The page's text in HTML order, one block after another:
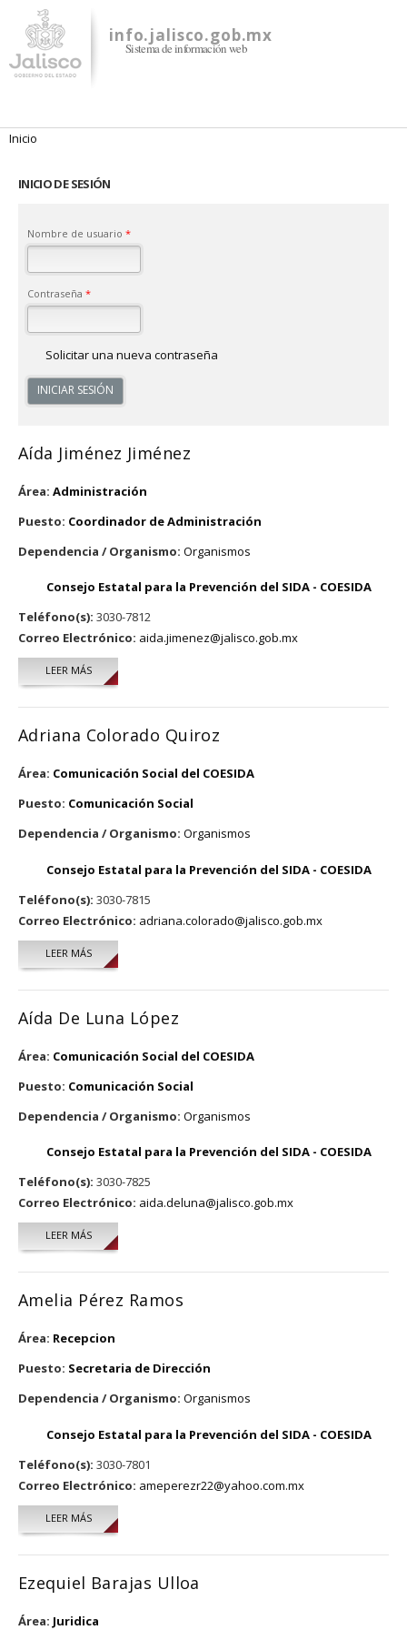
contenido
principal
info.jalisco.gob.mx
Sistema de información web
Se encuentra usted aquí
Inicio
INICIO DE SESIÓN
Nombre de usuario *
Contraseña *
Solicitar una nueva contraseña
Aída Jiménez Jiménez
Área: Administración
Puesto: Coordinador de Administración
Dependencia / Organismo: Organismos
Consejo Estatal para la Prevención del SIDA - COESIDA
Teléfono(s): 3030-7812
Correo Electrónico: aida.jimenez@jalisco.gob.mx
LEER MÁSSOBRE AÍDA JIMÉNEZ JIMÉNEZ
Adriana Colorado Quiroz
Área: Comunicación Social del COESIDA
Puesto: Comunicación Social
Dependencia / Organismo: Organismos
Consejo Estatal para la Prevención del SIDA - COESIDA
Teléfono(s): 3030-7815
Correo Electrónico: adriana.colorado@jalisco.gob.mx
LEER MÁSSOBRE ADRIANA COLORADO QUIROZ
Aída De Luna López
Área: Comunicación Social del COESIDA
Puesto: Comunicación Social
Dependencia / Organismo: Organismos
Consejo Estatal para la Prevención del SIDA - COESIDA
Teléfono(s): 3030-7825
Correo Electrónico: aida.deluna@jalisco.gob.mx
LEER MÁSSOBRE AÍDA DE LUNA LÓPEZ
Amelia Pérez Ramos
Área: Recepcion
Puesto: Secretaria de Dirección
Dependencia / Organismo: Organismos
Consejo Estatal para la Prevención del SIDA - COESIDA
Teléfono(s): 3030-7801
Correo Electrónico: ameperezr22@yahoo.com.mx
LEER MÁSSOBRE AMELIA PÉREZ RAMOS
Ezequiel Barajas Ulloa
Área: Juridica